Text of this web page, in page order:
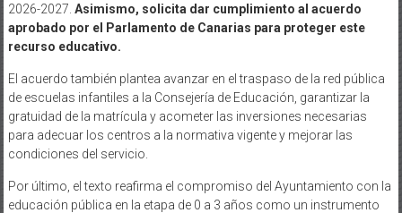
2026-2027. Asimismo, solicita dar cumplimiento al acuerdo
aprobado por el Parlamento de Canarias para proteger este
recurso educativo.
El acuerdo también plantea avanzar en el traspaso de la red pública
de escuelas infantiles a la Consejería de Educación, garantizar la
gratuidad de la matrícula y acometer las inversiones necesarias
para adecuar los centros a la normativa vigente y mejorar las
condiciones del servicio.
Por último, el texto reafirma el compromiso del Ayuntamiento con la
educación pública en la etapa de 0 a 3 años como un instrumento